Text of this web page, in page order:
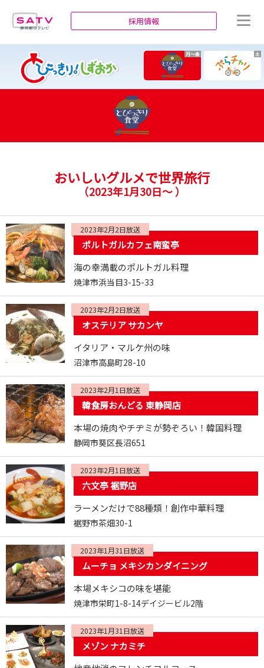
採用情報
月～金 土
おいしいグルメで世界旅行
（2023年1月30日～）
2023年2月2日放送
ポルトガルカフェ南蛮亭
海の幸満載のポルトガル料理
焼津市浜当目3-15-33
2023年2月2日放送
オステリア サカンヤ
イタリア・マルケ州の味
沼津市高島町28-10
2023年2月1日放送
韓食房おんどる 東静岡店
本場の焼肉やチヂミが勢ぞろい！韓国料理
静岡市葵区長沼651
2023年2月1日放送
六文亭 裾野店
ラーメンだけで88種類！創作中華料理
裾野市茶畑30-1
2023年1月31日放送
ムーチョ メキシカンダイニング
本場メキシコの味を堪能
焼津市栄町1-8-14デイジービル2階
2023年1月31日放送
メゾン ナカミチ